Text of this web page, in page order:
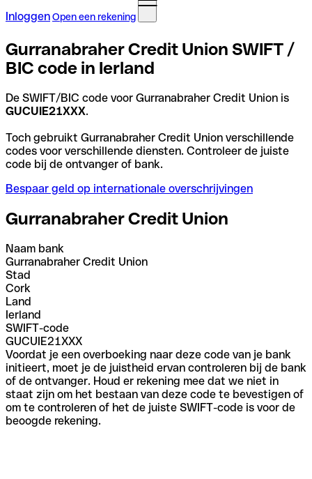
InloggenOpen een rekening
Gurranabraher Credit Union SWIFT /
BIC code in Ierland
De SWIFT/BIC code voor Gurranabraher Credit Union is
GUCUIE21XXX.
Toch gebruikt Gurranabraher Credit Union verschillende
codes voor verschillende diensten. Controleer de juiste
code bij de ontvanger of bank.
Bespaar geld op internationale overschrijvingen
Gurranabraher Credit Union
Naam bank
Gurranabraher Credit Union
Stad
Cork
Land
Ierland
SWIFT-code
GUCUIE21XXX
Voordat je een overboeking naar deze code van je bank
initieert, moet je de juistheid ervan controleren bij de bank
of de ontvanger. Houd er rekening mee dat we niet in
staat zijn om het bestaan van deze code te bevestigen of
om te controleren of het de juiste SWIFT-code is voor de
beoogde rekening.